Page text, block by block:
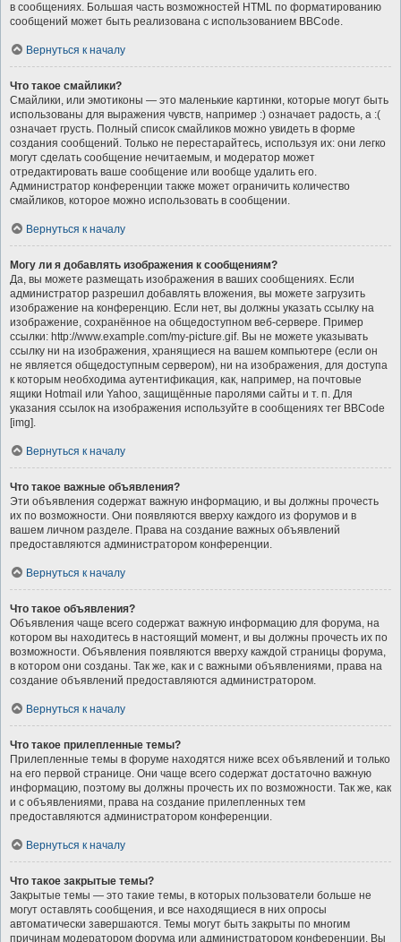
в сообщениях. Большая часть возможностей HTML по форматированию
сообщений может быть реализована с использованием BBCode.
Вернуться к началу
Что такое смайлики?
Смайлики, или эмотиконы — это маленькие картинки, которые могут быть
использованы для выражения чувств, например :) означает радость, а :(
означает грусть. Полный список смайликов можно увидеть в форме
создания сообщений. Только не перестарайтесь, используя их: они легко
могут сделать сообщение нечитаемым, и модератор может
отредактировать ваше сообщение или вообще удалить его.
Администратор конференции также может ограничить количество
смайликов, которое можно использовать в сообщении.
Вернуться к началу
Могу ли я добавлять изображения к сообщениям?
Да, вы можете размещать изображения в ваших сообщениях. Если
администратор разрешил добавлять вложения, вы можете загрузить
изображение на конференцию. Если нет, вы должны указать ссылку на
изображение, сохранённое на общедоступном веб-сервере. Пример
ссылки: http://www.example.com/my-picture.gif. Вы не можете указывать
ссылку ни на изображения, хранящиеся на вашем компьютере (если он
не является общедоступным сервером), ни на изображения, для доступа
к которым необходима аутентификация, как, например, на почтовые
ящики Hotmail или Yahoo, защищённые паролями сайты и т. п. Для
указания ссылок на изображения используйте в сообщениях тег BBCode
[img].
Вернуться к началу
Что такое важные объявления?
Эти объявления содержат важную информацию, и вы должны прочесть
их по возможности. Они появляются вверху каждого из форумов и в
вашем личном разделе. Права на создание важных объявлений
предоставляются администратором конференции.
Вернуться к началу
Что такое объявления?
Объявления чаще всего содержат важную информацию для форума, на
котором вы находитесь в настоящий момент, и вы должны прочесть их по
возможности. Объявления появляются вверху каждой страницы форума,
в котором они созданы. Так же, как и с важными объявлениями, права на
создание объявлений предоставляются администратором.
Вернуться к началу
Что такое прилепленные темы?
Прилепленные темы в форуме находятся ниже всех объявлений и только
на его первой странице. Они чаще всего содержат достаточно важную
информацию, поэтому вы должны прочесть их по возможности. Так же, как
и с объявлениями, права на создание прилепленных тем
предоставляются администратором конференции.
Вернуться к началу
Что такое закрытые темы?
Закрытые темы — это такие темы, в которых пользователи больше не
могут оставлять сообщения, и все находящиеся в них опросы
автоматически завершаются. Темы могут быть закрыты по многим
причинам модератором форума или администратором конференции. Вы